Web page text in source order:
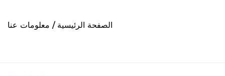
الصفحة الرئيسية / معلومات عنا